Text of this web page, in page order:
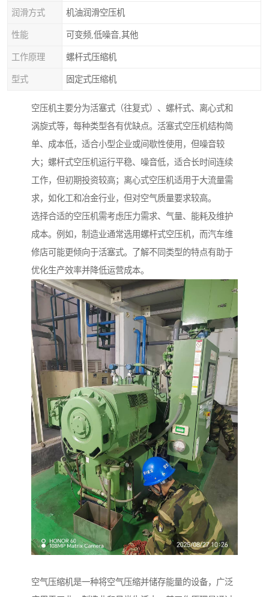
润滑方式 机油润滑空压机
性能 可变频,低噪音,其他
工作原理 螺杆式压缩机
型式 固定式压缩机
空压机主要分为活塞式（往复式）、螺杆式、离心式和
涡旋式等，每种类型各有优缺点。活塞式空压机结构简
单、成本低，适合小型企业或间歇性使用，但噪音较
大；螺杆式空压机运行平稳、噪音低，适合长时间连续
工作，但初期投资较高；离心式空压机适用于大流量需
求，如化工和冶金行业，但对空气质量要求较高。
选择合适的空压机需考虑压力需求、气量、能耗及维护
成本。例如，制造业通常选用螺杆式空压机，而汽车维
修店可能更倾向于活塞式。了解不同类型的特点有助于
优化生产效率并降低运营成本。
空气压缩机是一种将空气压缩并储存能量的设备，广泛